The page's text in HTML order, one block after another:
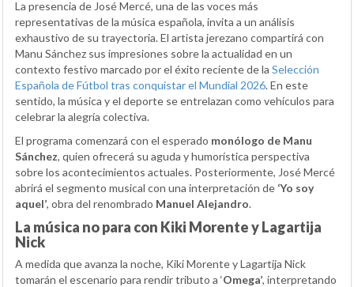
La presencia de José Mercé, una de las voces más
representativas de la música española, invita a un análisis
exhaustivo de su trayectoria. El artista jerezano compartirá con
Manu Sánchez sus impresiones sobre la actualidad en un
contexto festivo marcado por el éxito reciente de la Selección
Española de Fútbol tras conquistar el Mundial 2026. En este
sentido, la música y el deporte se entrelazan como vehículos para
celebrar la alegría colectiva.
El programa comenzará con el esperado monólogo de Manu
Sánchez, quien ofrecerá su aguda y humorística perspectiva
sobre los acontecimientos actuales. Posteriormente, José Mercé
abrirá el segmento musical con una interpretación de ‘Yo soy
aquel’, obra del renombrado Manuel Alejandro.
La música no para con Kiki Morente y Lagartija
Nick
A medida que avanza la noche, Kiki Morente y Lagartija Nick
tomarán el escenario para rendir tributo a ‘Omega’, interpretando